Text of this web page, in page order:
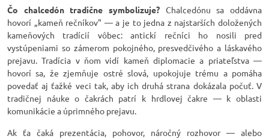
Čo chalcedón tradične symbolizuje? Chalcedónu sa oddávna
hovorí „kameň rečníkov" — a je to jedna z najstarších doložených
kameňových tradícií vôbec: antickí rečníci ho nosili pred
vystúpeniami so zámerom pokojného, presvedčivého a láskavého
prejavu. Tradícia v ňom vidí kameň diplomacie a priateľstva —
hovorí sa, že zjemňuje ostré slová, upokojuje trému a pomáha
povedať aj ťažké veci tak, aby ich druhá strana dokázala počuť. V
tradičnej náuke o čakrách patrí k hrdlovej čakre — k oblasti
komunikácie a úprimného prejavu.
Ak ťa čaká prezentácia, pohovor, náročný rozhovor — alebo